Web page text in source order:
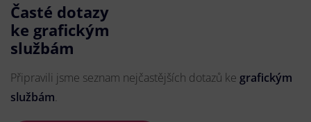
Časté dotazy
ke grafickým
službám
Připravili jsme seznam nejčastějších dotazů ke grafickým
službám.